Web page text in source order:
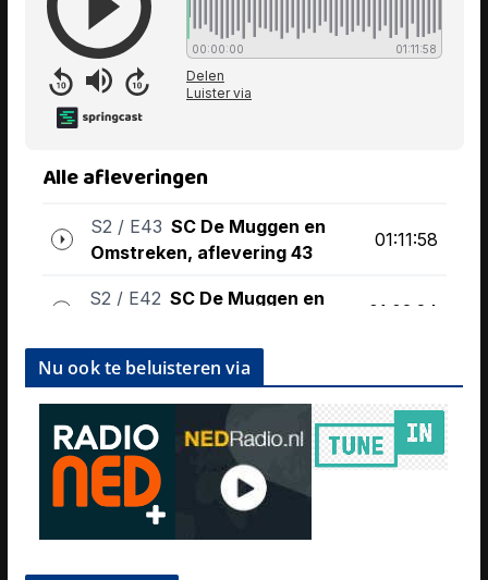
Nu ook te beluisteren via